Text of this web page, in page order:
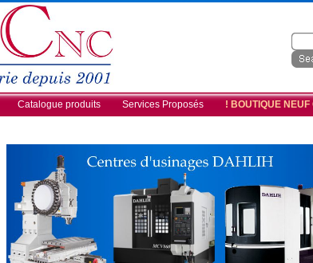
Catalogue produits Services Proposés ! BOUTIQUE NEUF